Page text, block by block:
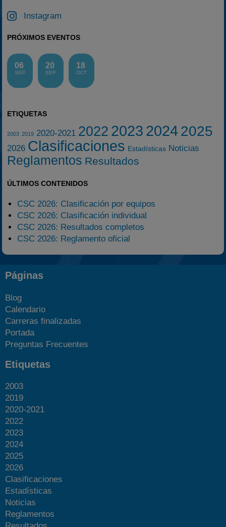
Instagram
PRÓXIMOS EVENTOS
06
SEP
20
SEP
18
OCT
ETIQUETAS
2003 2019 2020-2021 2022 2023 20242025
2026 Clasificaciones Estadísticas Noticias
Reglamentos Resultados
ÚLTIMOS CONTENIDOS
CSC 2026: Clasificación por equipos
CSC 2026: Clasificación individual
CSC 2026: Resultados completos
CSC 2026: Reglamento oficial
Páginas
Blog
Calendario
Carreras finalizadas
Portada
Preguntas Frecuentes
Etiquetas
2003
2019
2020-2021
2022
2023
2024
2025
2026
Clasificaciones
Estadísticas
Noticias
Reglamentos